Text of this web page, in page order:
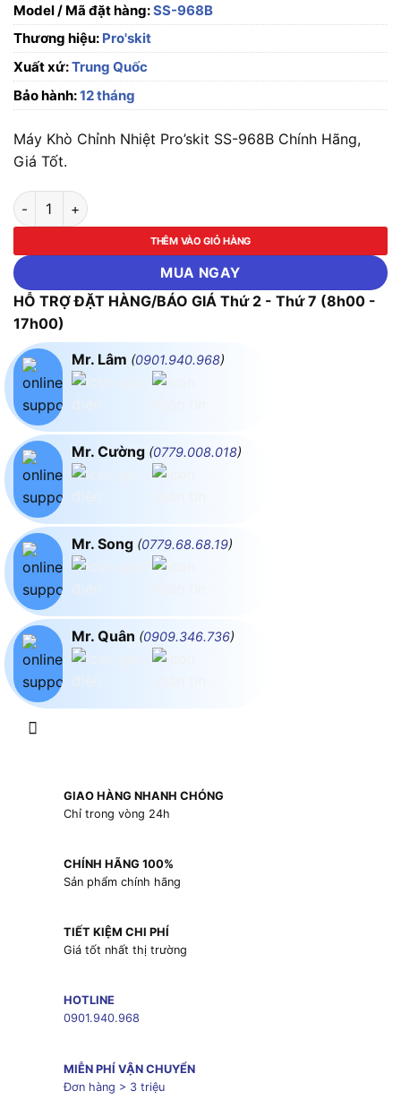
Model / Mã đặt hàng:SS-968B
Thương hiệu: Pro'skit
Xuất xứ:Trung Quốc
Bảo hành:12 tháng
Máy Khò Chỉnh Nhiệt Pro’skit SS-968B Chính Hãng,
Giá Tốt.
Máy Khò Chỉnh Nhiệt Pro'skit SS-968B số lượng
THÊM VÀO GIỎ HÀNG
MUA NGAY
HỖ TRỢ ĐẶT HÀNG/BÁO GIÁ Thứ 2 - Thứ 7 (8h00 -
17h00)
Mr. Lâm (0901.940.968)
Mr. Cường (0779.008.018)
Mr. Song (0779.68.68.19)
Mr. Quân (0909.346.736)
GIAO HÀNG NHANH CHÓNG
Chỉ trong vòng 24h
CHÍNH HÃNG 100%
Sản phẩm chính hãng
TIẾT KIỆM CHI PHÍ
Giá tốt nhất thị trường
HOTLINE
0901.940.968
MIỄN PHÍ VẬN CHUYỂN
Đơn hàng > 3 triệu